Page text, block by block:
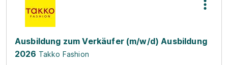
Ausbildung zum Verkäufer (m/w/d) Ausbildung
2026 Takko Fashion